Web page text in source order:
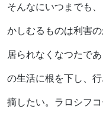
そんなにいつまでも
かしむるものは利害
居られなくなつたで
の生活に根を下し、
摘したい。ラロシフ